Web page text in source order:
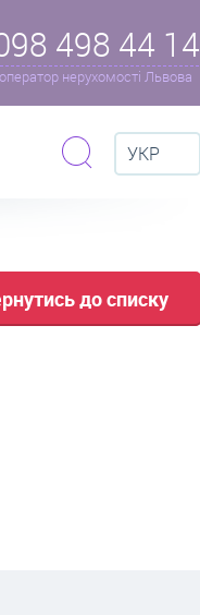
498 44 14
нерухомості Львова
УКР
до списку